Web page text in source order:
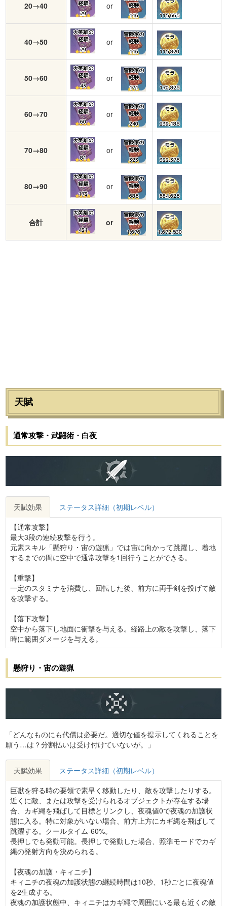
20→40
経験
29
or
経験
116
115,665
40→50
大英雄の
経験
29
or
冒険家の
経験
116
モラ
115,820
50→60
大英雄の
経験
43
or
冒険家の
経験
171
モラ
170,825
60→70
大英雄の
経験
60
or
冒険家の
経験
240
モラ
239,185
70→80
大英雄の
経験
81
or
冒険家の
経験
323
モラ
322,375
80→90
大英雄の
経験
172
or
冒険家の
経験
685
モラ
684,625
合計
大英雄の
経験
421
or
冒険家の
経験
1,676
モラ
1,672,530
天賦
通常攻撃・武闘術・白夜
天賦効果
ステータス詳細（初期レベル）
【通常攻撃】
最大3段の連続攻撃を行う。
元素スキル「懸狩り・宙の遊猟」では宙に向かって跳躍し、着地
するまでの間に空中で通常攻撃を1回行うことができる。
【重撃】
一定のスタミナを消費し、回転した後、前方に両手剣を投げて敵
を攻撃する。
【落下攻撃】
空中から落下し地面に衝撃を与える。経路上の敵を攻撃し、落下
時に範囲ダメージを与える。
懸狩り・宙の遊猟
「どんなものにも代償は必要だ。適切な値を提示してくれることを
願う…は？分割払いは受け付けていないが。」
天賦効果
ステータス詳細（初期レベル）
巨獣を狩る時の要領で素早く移動したり、敵を攻撃したりする。
近くに敵、または攻撃を受けられるオブジェクトが存在する場
合、カギ縄を飛ばして目標とリンクし、夜魂値0で夜魂の加護状
態に入る。特に対象がいない場合、前方上方にカギ縄を飛ばして
跳躍する。クールタイム-60%。
長押しでも発動可能。長押しで発動した場合、照準モードでカギ
縄の発射方向を決められる。
【夜魂の加護・キィニチ】
キィニチの夜魂の加護状態の継続時間は10秒、1秒ごとに夜魂値
を2生成する。
夜魂の加護状態中、キィニチはカギ縄で周囲にいる最も近くの敵